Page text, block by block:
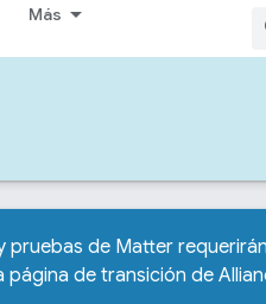
Más
pruebas de Matter
página de transición de